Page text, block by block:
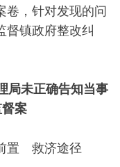
卷，针对发现的问
督镇政府整改纠
未正确告知当事
案
救济途径